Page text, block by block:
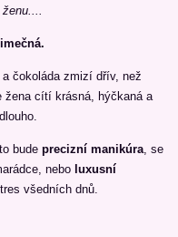
čokoláda zmizí dřív, než
žena cítí krásná, hýčkaná a
bude precizní manikúra , se
nebo luxusní
všedních dnů.